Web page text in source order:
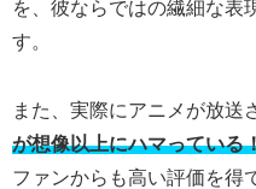
を、彼ならではの繊細な表
す。
また、実際にアニメが放送
が想像以上にハマっている
ファンからも高い評価を得